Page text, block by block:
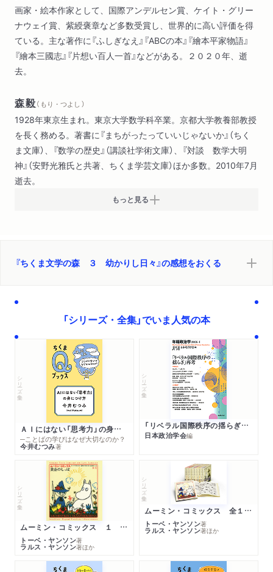
クリスマスの思い出（カポーティ）
クジャクヤママユ（ヘッセ）
にんじん 抄（ルナール）
インディアン・キャンプ（ヘミングウェイ）
梨花（吉野せい）
小さき者へ（有島武郎）
故郷（魯迅）
画家・絵本作家として、国際アンデルセン賞、ケイト・グリー
ナウェイ賞、紫綬褒章など多数受賞し、世界的に高い評価を得
ている。主な著作に『ふしぎなえ』『ABCの本』『繪本平家物語』
『繪本三國志』『片想い百人一首』などがある。２０２０年、逝
去。
森毅（ もり・つよし ）
1928年東京生まれ。東京大学数学科卒業。京都大学教養部教授
を長く務める。著書に『まちがったっていいじゃないか』（ちく
ま文庫）、『数学の歴史』（講談社学術文庫）、『対談 数学大明
神』（安野光雅氏と共著、ちくま学芸文庫）ほか多数。2010年7月
逝去。
もっと見る
『ちくま文学の森 ３ 幼かりし日々』の感想をおくる
「シリーズ・全集」でいま人気の本
シリーズ・全集
ＡＩにはない「思考力」の身につけ方
─ことばの学びはなぜ大切なのか？
今井むつみ著
シリーズ・全集
「リベラル国際秩序の揺らぎ」再考 年報政治学２０２６‐Ⅰ
日本政治学会編
シリーズ・全集
ムーミン・コミックス １ 黄金のしっぽ
トーベ・ヤンソン著
ラルス・ヤンソン著ほか
シリーズ・全集
ムーミン・コミックス 全１４巻セット
トーベ・ヤンソン著
ラルス・ヤンソン著ほか